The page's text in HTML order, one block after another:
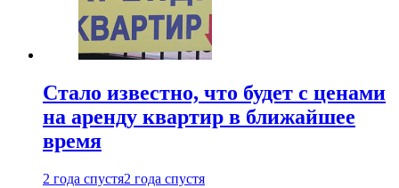
Стало известно, что будет с ценами
на аренду квартир в ближайшее
время
2 года спустя2 года спустя